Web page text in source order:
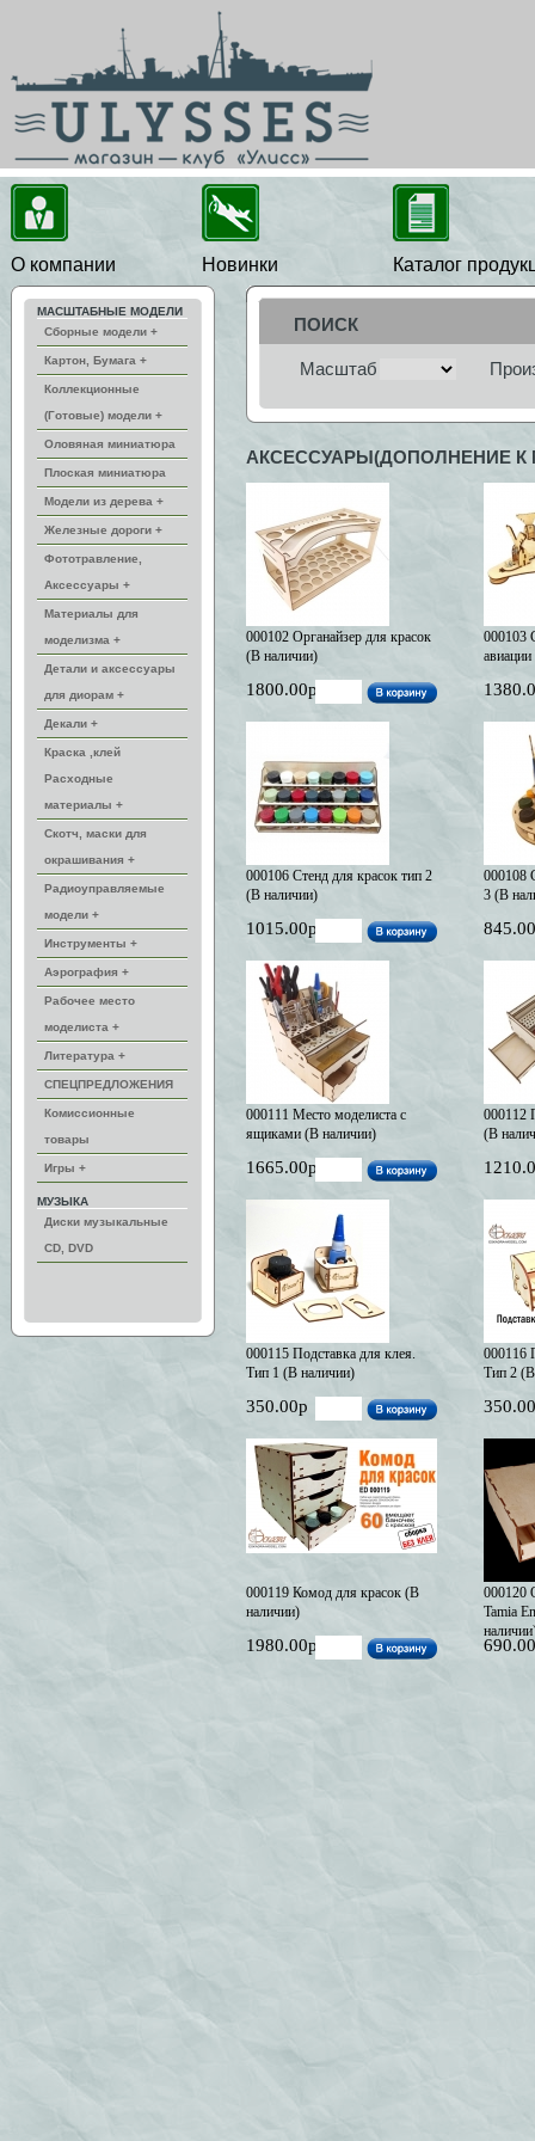
О компании Новинки Каталог
МАСШТАБНЫЕ МОДЕЛИ
Сборные модели +
Картон, Бумага +
Коллекционные
(Готовые) модели +
Оловяная миниатюра
Плоская миниатюра
Модели из дерева +
Железные дороги +
Фототравление,
Аксессуары +
Материалы для
моделизма +
Детали и аксессуары
для диорам +
Декали +
Краска ,клей
Расходные
материалы +
Скотч, маски для
окрашивания +
Радиоуправляемые
модели +
Инструменты +
Аэрография +
Рабочее место
моделиста +
Литература +
СПЕЦПРЕДЛОЖЕНИЯ
Комиссионные
товары
Игры +
МУЗЫКА
Диски музыкальные
CD, DVD
ПОИСК
Масштаб
АКСЕССУАРЫ(ДОПОЛНЕНИЕ
000102 Органайзер для красок
(В наличии)
1800.00р
000103
000106 Стенд для красок тип 2
(В наличии)
1015.00р
000108
3 (В
000111 Место моделиста с
ящиками (В наличии)
1665.00р
000112
(В
000115 Подставка для клея.
Тип 1 (В наличии)
350.00р
000116
Тип 2
000119 Комод для красок (В
наличии)
1980.00р
000120
Tamia